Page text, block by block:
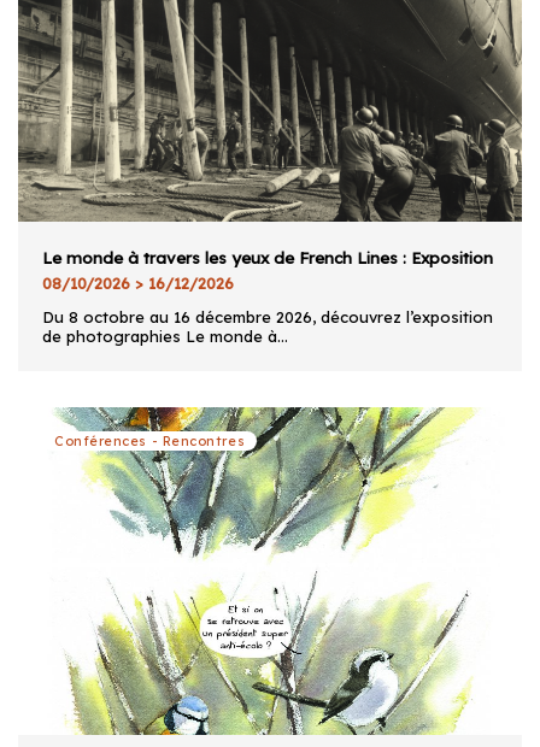
Le monde à travers les yeux de French Lines : Exposition
08/10/2026 > 16/12/2026
Du 8 octobre au 16 décembre 2026, découvrez l’exposition
de photographies Le monde à...
Conférences - Rencontres